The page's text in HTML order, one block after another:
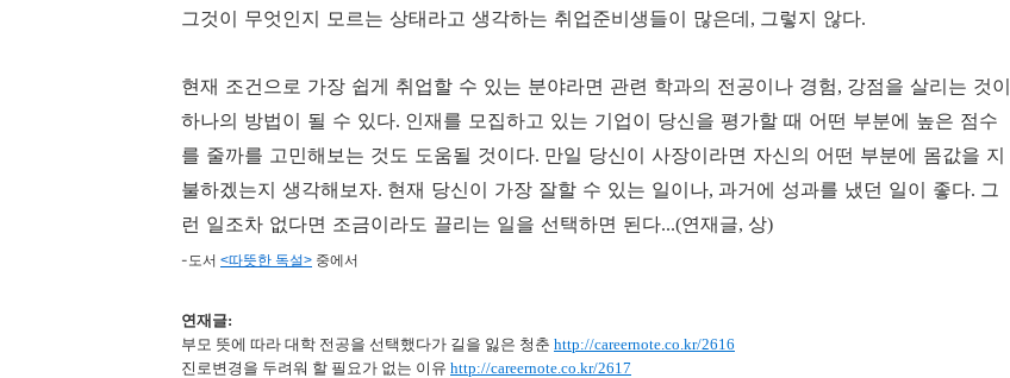
그것이 무엇인지 모르는 상태라고 생각하는 취업준비생들이 많은데, 그렇지 않다.
현재 조건으로 가장 쉽게 취업할 수 있는 분야라면 관련 학과의 전공이나 경험, 강점을 살리는 것이
하나의 방법이 될 수 있다. 인재를 모집하고 있는 기업이 당신을 평가할 때 어떤 부분에 높은 점수
를 줄까를 고민해보는 것도 도움될 것이다. 만일 당신이 사장이라면 자신의 어떤 부분에 몸값을 지
불하겠는지 생각해보자. 현재 당신이 가장 잘할 수 있는 일이나, 과거에 성과를 냈던 일이 좋다. 그
런 일조차 없다면 조금이라도 끌리는 일을 선택하면 된다...(연재글, 상)
-도서 <따뜻한 독설> 중에서
연재글:
부모 뜻에 따라 대학 전공을 선택했다가 길을 잃은 청춘 http://careernote.co.kr/2616
진로변경을 두려워 할 필요가 없는 이유 http://careernote.co.kr/2617